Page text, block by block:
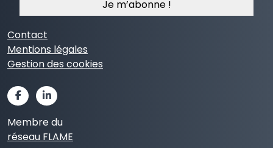
Contact
Mentions légales
Gestion des cookies
Membre du
réseau FLAME